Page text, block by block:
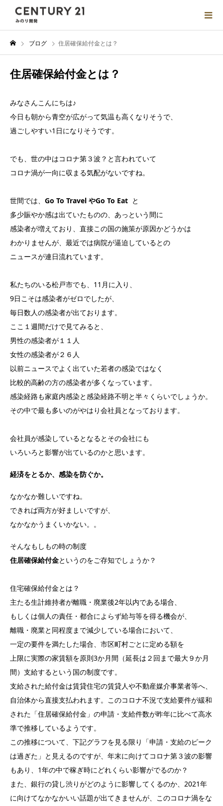
ブログ 住居確保給付金とは？
住居確保給付金とは？
みなさんこんにちは♪
今日も朝から青空が広がって気温も高くなりそうで、
過ごしやすい1日になりそうです。
でも、世の中はコロナ第３波？と言われていて
コロナ渦が一向に収まる気配がないですね。
世間では、 Go To Travel やGo To Eat と
多少賑やか感は出ていたものの、あっという間に
感染者が増えており、直接この国の施策が原因かどうかは
わかりませんが、最近では病院が逼迫しているとの
ニュースが連日流れています。
私たちのいる松戸市でも、11月に入り、
9日こそは感染者がゼロでしたが、
毎日数人の感染者が出ております。
ここ１週間だけで見てみると、
男性の感染者が１１人
女性の感染者が２６人
以前ニュースでよく出ていた若者の感染ではなく
比較的高齢の方の感染者が多くなっています。
感染経路も家庭内感染と感染経路不明と半々くらいでしょうか。
その中で最も多いのがやはり会社員となっております。
会社員が感染しているとなるとその会社にも
いろいろと影響が出ているのかと思います。
経済をとるか、感染を防ぐか。
なかなか難しいですね。
できれば両方が好ましいですが、
なかなかうまくいかない。。
そんなもしもの時の制度
住居確保給付金というのをご存知でしょうか？
住宅確保給付金とは？
主たる生計維持者が離職・廃業後2年以内である場合、
もしくは個人の責任・都合によらず給与等を得る機会が、
離職・廃業と同程度まで減少している場合において、
一定の要件を満たした場合、市区町村ごとに定める額を
上限に実際の家賃額を原則3か月間（延長は２回まで最大９か月
間）支給するという国の制度です。
支給された給付金は賃貸住宅の賃貸人や不動産媒介事業者等へ、
自治体から直接支払われます。このコロナ不況で支給要件が緩和
された「住居確保給付金」の申請・支給件数が昨年に比べて高水
準で推移しているようです。
この推移について、下記グラフを見る限り「申請・支給のピーク
は過ぎた」と見えるのですが、年末に向けてコロナ第３波の影響
もあり、1年の中で稼ぎ時にどれくらい影響がでるのか？
また、銀行の貸し渋りがどのように影響してくるのか、2021年
に向けてなかなかいい話題が出てきませんが、このコロナ渦をな